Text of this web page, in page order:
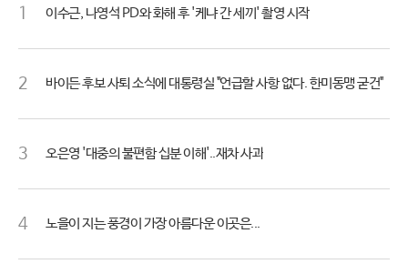
1 이수근, 나영석 PD와 화해 후 '케냐 간 세끼' 촬영 시작
2 바이든 후보 사퇴 소식에 대통령실 "언급할 사항 없다. 한미동맹 굳건"
3 오은영 '대중의 불편함 십분 이해'..재차 사과
4 노을이 지는 풍경이 가장 아름다운 이곳은...